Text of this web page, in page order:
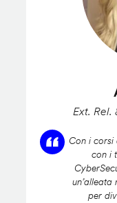
Ext. Rel.
Con i corsi
con i
per